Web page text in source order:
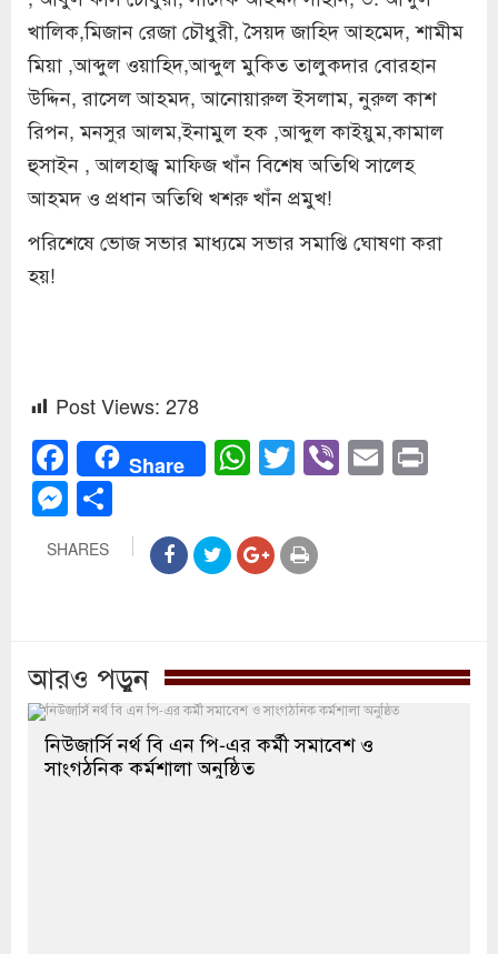
খালিক,মিজান রেজা চৌধুরী, সৈয়দ জাহিদ আহমেদ, শামীম
মিয়া ,আব্দুল ওয়াহিদ,আব্দুল মুকিত তালুকদার বোরহান
উদ্দিন, রাসেল আহমদ, আনোয়ারুল ইসলাম, নুরুল কাশ
রিপন, মনসুর আলম,ইনামুল হক ,আব্দুল কাইয়ুম,কামাল
হুসাইন , আলহাজ্ব মাফিজ খাঁন বিশেষ অতিথি সালেহ
আহমদ ও প্রধান অতিথি খশরু খাঁন প্রমুখ!
পরিশেষে ভোজ সভার মাধ্যমে সভার সমাপ্তি ঘোষণা করা
হয়!
Post Views: 278
Facebook
Share WhatsApp
Twitter
Viber
Email
Messenger
SHARES
আরও পড়ুন
নিউজার্সি নর্থ বি এন পি-এর কর্মী সমাবেশ ও
সাংগঠনিক কর্মশালা অনুষ্ঠিত